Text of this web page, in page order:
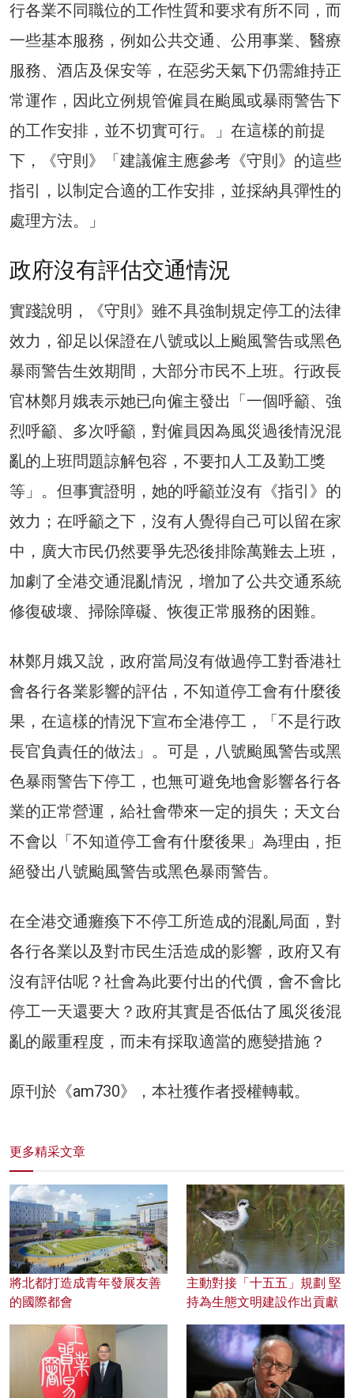
行各業不同職位的工作性質和要求有所不同，而
一些基本服務，例如公共交通、公用事業、醫療
服務、酒店及保安等，在惡劣天氣下仍需維持正
常運作，因此立例規管僱員在颱風或暴雨警告下
的工作安排，並不切實可行。」在這樣的前提
下，《守則》「建議僱主應參考《守則》的這些
指引，以制定合適的工作安排，並採納具彈性的
處理方法。」
政府沒有評估交通情況
實踐說明，《守則》雖不具強制規定停工的法律
效力，卻足以保證在八號或以上颱風警告或黑色
暴雨警告生效期間，大部分市民不上班。行政長
官林鄭月娥表示她已向僱主發出「一個呼籲、強
烈呼籲、多次呼籲，對僱員因為風災過後情況混
亂的上班問題諒解包容，不要扣人工及勤工獎
等」。但事實證明，她的呼籲並沒有《指引》的
效力；在呼籲之下，沒有人覺得自己可以留在家
中，廣大市民仍然要爭先恐後排除萬難去上班，
加劇了全港交通混亂情況，增加了公共交通系統
修復破壞、掃除障礙、恢復正常服務的困難。
林鄭月娥又說，政府當局沒有做過停工對香港社
會各行各業影響的評估，不知道停工會有什麼後
果，在這樣的情況下宣布全港停工，「不是行政
長官負責任的做法」。可是，八號颱風警告或黑
色暴雨警告下停工，也無可避免地會影響各行各
業的正常營運，給社會帶來一定的損失；天文台
不會以「不知道停工會有什麼後果」為理由，拒
絕發出八號颱風警告或黑色暴雨警告。
在全港交通癱瘓下不停工所造成的混亂局面，對
各行各業以及對市民生活造成的影響，政府又有
沒有評估呢？社會為此要付出的代價，會不會比
停工一天還要大？政府其實是否低估了風災後混
亂的嚴重程度，而未有採取適當的應變措施？
原刊於《am730》，本社獲作者授權轉載。
更多精采文章
將北都打造成青年發展友善
的國際都會
主動對接「十五五」規劃 堅
持為生態文明建設作出貢獻